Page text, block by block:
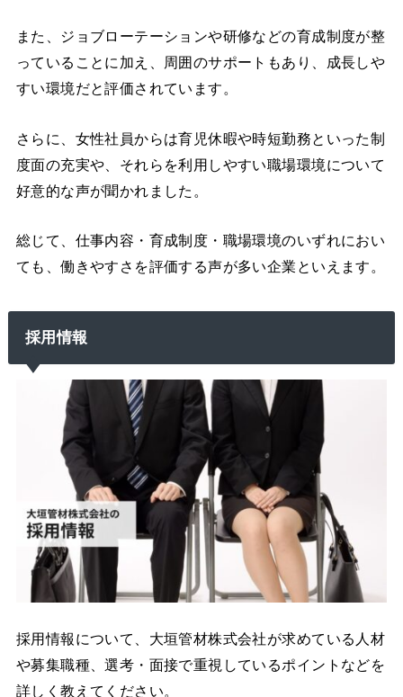
また、ジョブローテーションや研修などの育成制度が整
っていることに加え、周囲のサポートもあり、成長しや
すい環境だと評価されています。
さらに、女性社員からは育児休暇や時短勤務といった制
度面の充実や、それらを利用しやすい職場環境について
好意的な声が聞かれました。
総じて、仕事内容・育成制度・職場環境のいずれにおい
ても、働きやすさを評価する声が多い企業といえます。
採用情報
採用情報について、大垣管材株式会社が求めている人材
や募集職種、選考・面接で重視しているポイントなどを
詳しく教えてください。